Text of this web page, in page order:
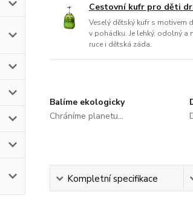
Cestovní kufr pro děti
Veselý dětský kufr s motivem
v pohádku. Je lehký, odolný a
ruce i dětská záda.
Balíme ekologicky
Chráníme planetu...
Kompletní specifikace